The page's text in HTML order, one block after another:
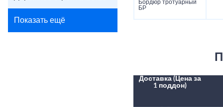
Показать ещё
Бордюр тротуарный
БР
Доставка (Цена за
1 поддон)